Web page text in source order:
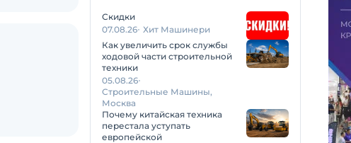
Скидки
07.08.26 Хит Машинери
Как увеличить срок службы
ходовой части строительной
техники
05.08.26
Строительные Машины,
Москва
Почему китайская техника
перестала уступать
европейской